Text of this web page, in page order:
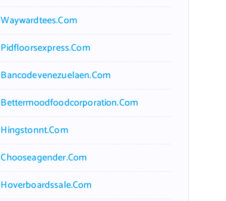
Waywardtees.com
Pidfloorsexpress.com
Bancodevenezuelaen.com
Bettermoodfoodcorporation.com
Hingstonnt.com
Chooseagender.com
Hoverboardssale.com